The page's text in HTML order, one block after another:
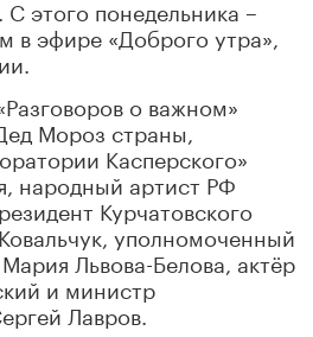
этого понедельника –
в эфире «Доброго утра»,
о важном»
Мороз страны,
Касперского»
народный артист РФ
Курчатовского
уполномоченный
Львова-Белова, актёр
и министр
Лавров.